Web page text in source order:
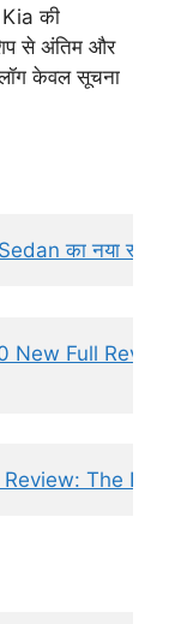
Kia की
से अंतिम और
केवल सूचना
का नया रूप
Full Review
The